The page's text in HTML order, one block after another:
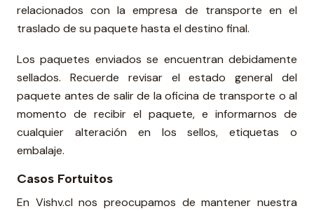
relacionados con la empresa de transporte en el
traslado de su paquete hasta el destino final.
Los paquetes enviados se encuentran debidamente
sellados. Recuerde revisar el estado general del
paquete antes de salir de la oficina de transporte o al
momento de recibir el paquete, e informarnos de
cualquier alteración en los sellos, etiquetas o
embalaje.
Casos Fortuitos
En Vishv.cl nos preocupamos de mantener nuestra